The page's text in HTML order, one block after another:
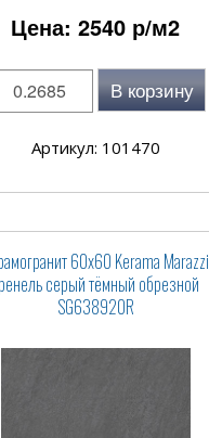
Цена: 2540 р/м2
В корзину
Артикул: 101470
60x60 Kerama Marazzi
серый тёмный обрезной
SG638920R